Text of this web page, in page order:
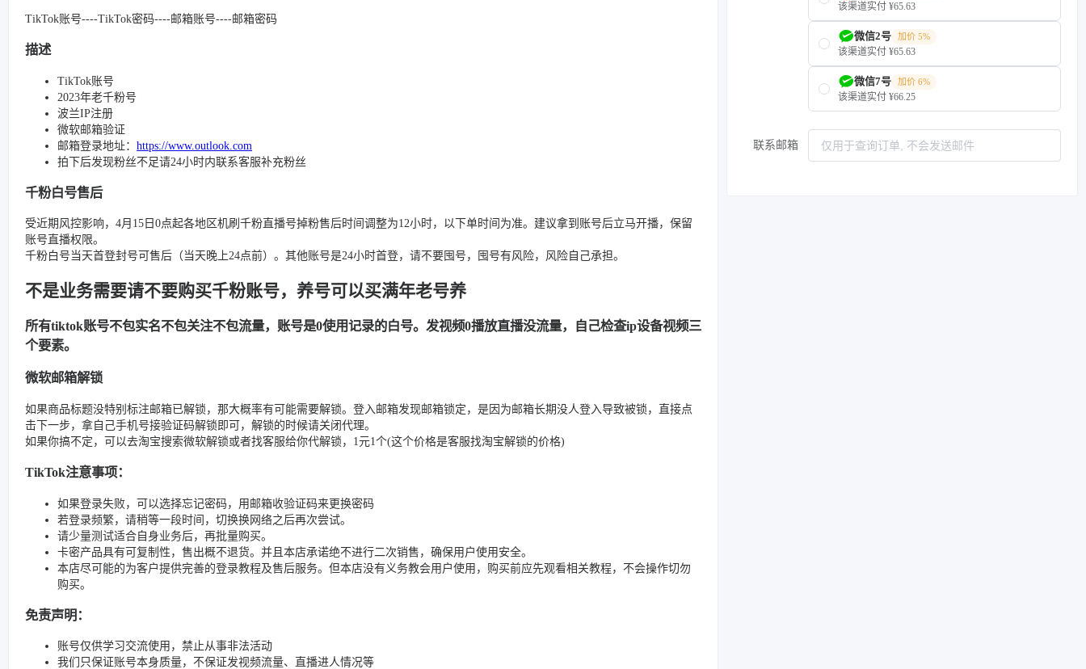
TikTok账号----TikTok密码----邮箱账号----邮箱密码
描述
TikTok账号
2023年老千粉号
波兰IP注册
微软邮箱验证
邮箱登录地址： https://www.outlook.com
拍下后发现粉丝不足请24小时内联系客服补充粉丝
千粉白号售后
受近期风控影响，4月15日0点起各地区机刷千粉直播号掉粉售后时间调整为12小时，以下单时间为准。建议拿到账号后立马开播，保留
账号直播权限。
千粉白号当天首登封号可售后（当天晚上24点前）。其他账号是24小时首登，请不要囤号，囤号有风险，风险自己承担。
不是业务需要请不要购买千粉账号，养号可以买满年老号养
所有tiktok账号不包实名不包关注不包流量，账号是0使用记录的白号。发视频0播放直播没流量，自己检查ip设备视频三
个要素。
微软邮箱解锁
如果商品标题没特别标注邮箱已解锁，那大概率有可能需要解锁。登入邮箱发现邮箱锁定，是因为邮箱长期没人登入导致被锁，直接点
击下一步，拿自己手机号接验证码解锁即可，解锁的时候请关闭代理。
如果你搞不定，可以去淘宝搜索微软解锁或者找客服给你代解锁，1元1个(这个价格是客服找淘宝解锁的价格)
TikTok注意事项：
如果登录失败，可以选择忘记密码，用邮箱收验证码来更换密码
若登录频繁，请稍等一段时间，切换换网络之后再次尝试。
请少量测试适合自身业务后，再批量购买。
卡密产品具有可复制性，售出概不退货。并且本店承诺绝不进行二次销售，确保用户使用安全。
本店尽可能的为客户提供完善的登录教程及售后服务。但本店没有义务教会用户使用，购买前应先观看相关教程，不会操作切勿
购买。
免责声明：
账号仅供学习交流使用，禁止从事非法活动
我们只保证账号本身质量，不保证发视频流量、直播进人情况等
该渠道实付 ¥65.63
微信2号 加价 5%
该渠道实付 ¥65.63
微信7号 加价 6%
该渠道实付 ¥66.25
联系邮箱